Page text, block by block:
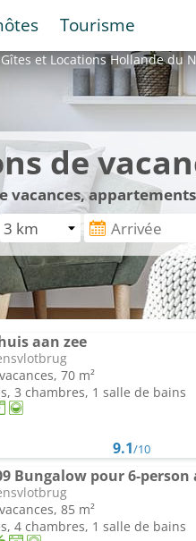
Tourisme
Gîtes et LocationsHollande du
de
vacances,
aan zee
70 m²
3 chambres, 1 salle de bains
9.1/10
Bungalow pour 6-person
85 m²
4 chambres, 1 salle de bains